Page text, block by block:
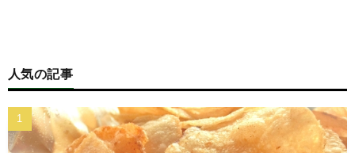
人気の記事